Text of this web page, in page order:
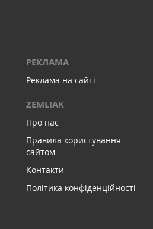
РЕКЛАМА
Реклама на сайті
ZEMLIAK
Про нас
Правила користування
сайтом
Контакти
Політика конфіденційності